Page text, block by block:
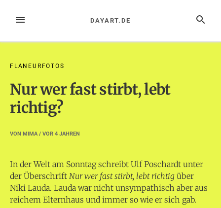
InhaltMENÜ SUCHE
DAYART.DE
FLANEURFOTOS
Nur wer fast stirbt, lebt
richtig?
VON MIMA/ VOR 4 JAHREN
In der Welt am Sonntag schreibt Ulf Poschardt unter
der Überschrift Nur wer fast stirbt, lebt richtig über
Niki Lauda. Lauda war nicht unsympathisch aber aus
reichem Elternhaus und immer so wie er sich gab.